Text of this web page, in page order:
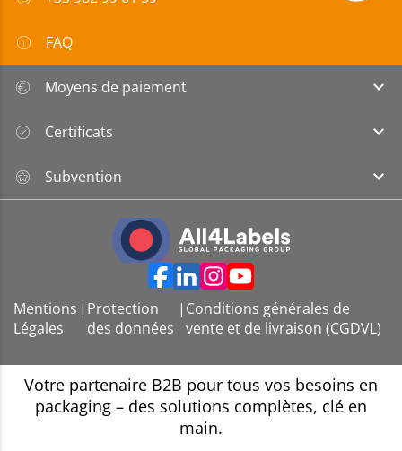
FAQ
Moyens de paiement
Certificats
Subvention
Mentions
Légales
| Protection
des données
| Conditions générales de
vente et de livraison (CGDVL)
Votre partenaire B2B pour tous vos besoins en
packaging – des solutions complètes, clé en
main.